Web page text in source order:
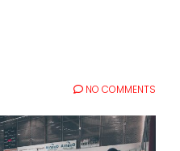
NO COMMENTS